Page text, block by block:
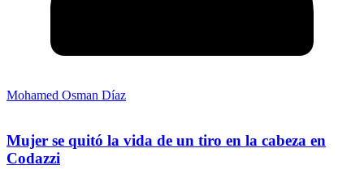
Mohamed Osman Díaz
Mujer se quitó la vida de un tiro en la cabeza en
Codazzi